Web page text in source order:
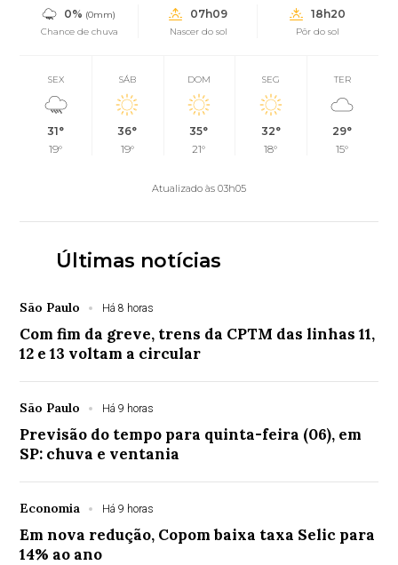
0% (0mm)
Chance de chuva
07h09
Nascer do sol
18h20
Pôr do sol
SEX
31°
19°
SÁB
36°
19°
DOM
35°
21°
SEG
32°
18°
TER
29°
15°
Atualizado às 03h05
Últimas notícias
São Paulo Há 8 horas
Com fim da greve, trens da CPTM das linhas 11,
12 e 13 voltam a circular
São Paulo Há 9 horas
Previsão do tempo para quinta-feira (06), em
SP: chuva e ventania
Economia Há 9 horas
Em nova redução, Copom baixa taxa Selic para
14% ao ano